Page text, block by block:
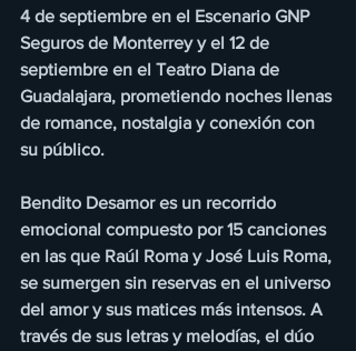
4 de septiembre en el Escenario GNP
Seguros de Monterrey y el 12 de
septiembre en el Teatro Diana de
Guadalajara, prometiendo noches llenas
de romance, nostalgia y conexión con
su público.
Bendito Desamor es un recorrido
emocional compuesto por 15 canciones
en las que Raúl Roma y José Luis Roma,
se sumergen sin reservas en el universo
del amor y sus matices más intensos. A
través de sus letras y melodías, el dúo